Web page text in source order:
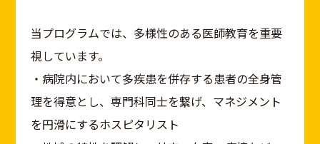
当プログラムでは、多様性のある医師教育を重要
視しています。
・病院内において多疾患を併存する患者の全身管
理を得意とし、専門科同士を繋げ、マネジメント
を円滑にするホスピタリスト